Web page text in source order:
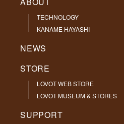
TECHNOLOGY
KANAME HAYASHI
NEWS
STORE
LOVOT WEB STORE
LOVOT MUSEUM & STORES
SUPPORT